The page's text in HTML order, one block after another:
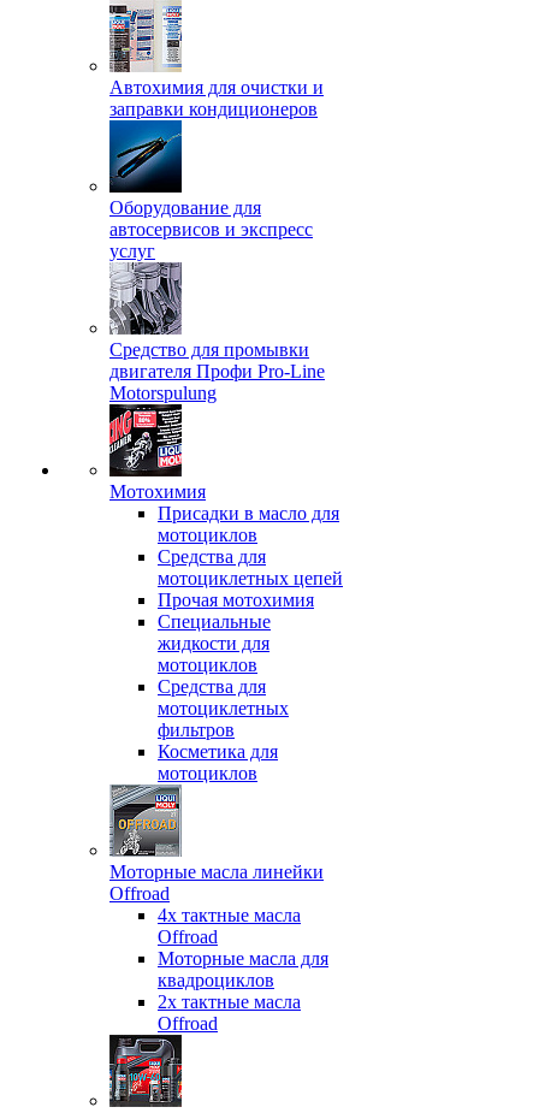
Автохимия для очистки и
заправки кондиционеров
Оборудование для
автосервисов и экспресс
услуг
Средство для промывки
двигателя Профи Pro-Line
Motorspulung
Мотохимия
Присадки в масло для
мотоциклов
Средства для
мотоциклетных цепей
Прочая мотохимия
Специальные
жидкости для
мотоциклов
Средства для
мотоциклетных
фильтров
Косметика для
мотоциклов
Моторные масла линейки
Offroad
4х тактные масла
Offroad
Моторные масла для
квадроциклов
2х тактные масла
Offroad